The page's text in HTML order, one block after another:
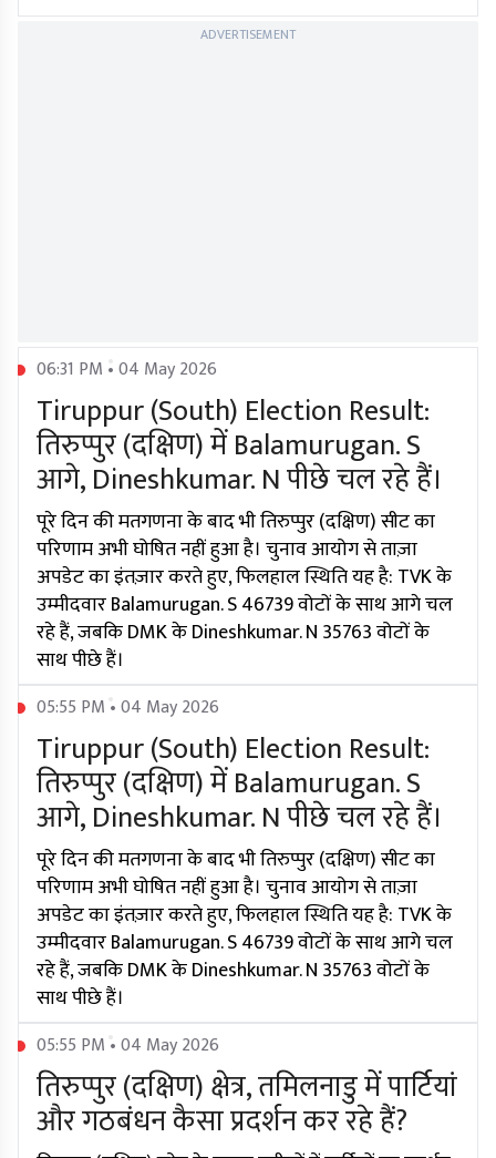
ADVERTISEMENT
06:31 PM • 04 May 2026
Tiruppur (South) Election Result:
तिरुप्पुर (दक्षिण) में Balamurugan. S
आगे, Dineshkumar. N पीछे चल रहे हैं।
पूरे दिन की मतगणना के बाद भी तिरुप्पुर (दक्षिण) सीट का
परिणाम अभी घोषित नहीं हुआ है। चुनाव आयोग से ताज़ा
अपडेट का इंतज़ार करते हुए, फिलहाल स्थिति यह है: TVK के
उम्मीदवार Balamurugan. S 46739 वोटों के साथ आगे चल
रहे हैं, जबकि DMK के Dineshkumar. N 35763 वोटों के
साथ पीछे हैं।
05:55 PM • 04 May 2026
Tiruppur (South) Election Result:
तिरुप्पुर (दक्षिण) में Balamurugan. S
आगे, Dineshkumar. N पीछे चल रहे हैं।
पूरे दिन की मतगणना के बाद भी तिरुप्पुर (दक्षिण) सीट का
परिणाम अभी घोषित नहीं हुआ है। चुनाव आयोग से ताज़ा
अपडेट का इंतज़ार करते हुए, फिलहाल स्थिति यह है: TVK के
उम्मीदवार Balamurugan. S 46739 वोटों के साथ आगे चल
रहे हैं, जबकि DMK के Dineshkumar. N 35763 वोटों के
साथ पीछे हैं।
05:55 PM • 04 May 2026
तिरुप्पुर (दक्षिण) क्षेत्र, तमिलनाडु में पार्टियां
और गठबंधन कैसा प्रदर्शन कर रहे हैं?